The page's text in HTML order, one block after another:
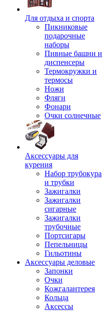
Для отдыха и спорта
Пикниковые
подарочные
наборы
Пивные башни и
диспенсеры
Термокружки и
термосы
Ножи
Фляги
Фонари
Очки солнечные
Аксессуары для
курения
Набор трубокура
и трубки
Зажигалки
Зажигалки
сигарные
Зажигалки
трубочные
Портсигары
Пепельницы
Гильотины
Аксессуары деловые
Запонки
Очки
Кожгалантерея
Кольца
Аксессы